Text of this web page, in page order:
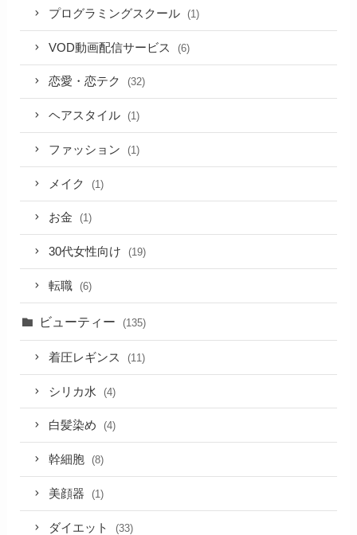
プログラミングスクール (1)
VOD動画配信サービス (6)
恋愛・恋テク (32)
ヘアスタイル (1)
ファッション (1)
メイク (1)
お金 (1)
30代女性向け (19)
転職 (6)
ビューティー (135)
着圧レギンス (11)
シリカ水 (4)
白髪染め (4)
幹細胞 (8)
美顔器 (1)
ダイエット (33)